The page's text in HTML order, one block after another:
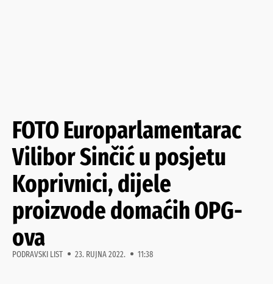
FOTO Europarlamentarac
Vilibor Sinčić u posjetu
Koprivnici, dijele
proizvode domaćih OPG-
ova
PODRAVSKI LIST 23. RUJNA 2022. 11:38